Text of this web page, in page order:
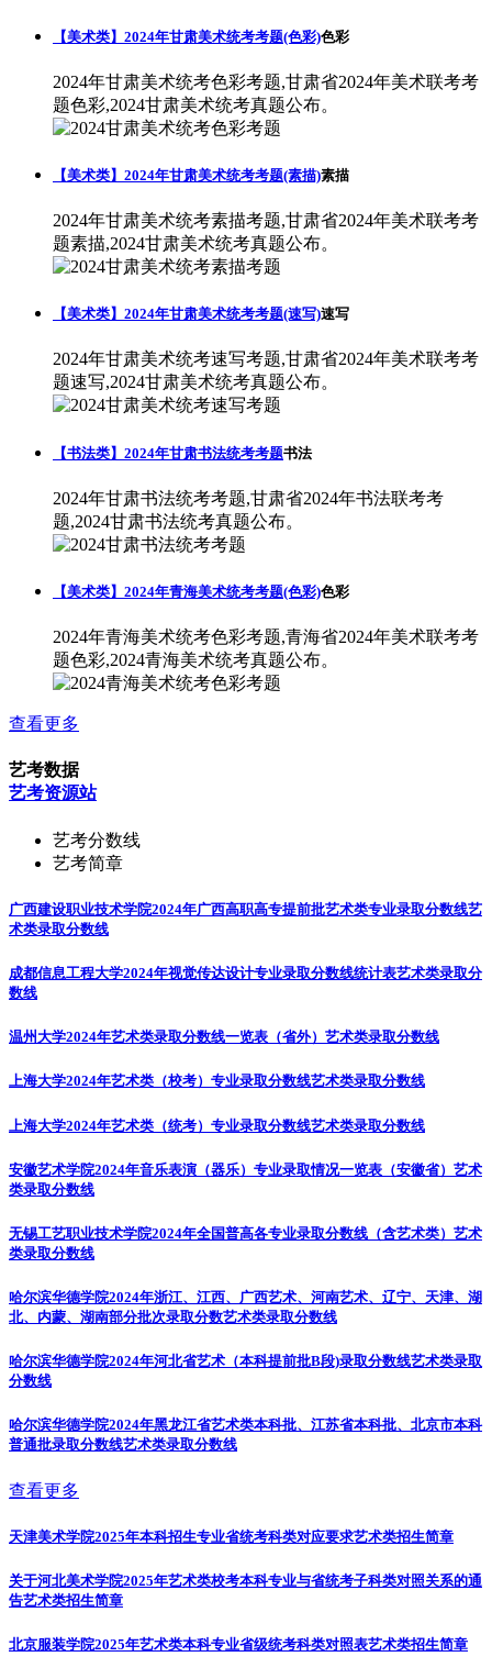
【美术类】2024年甘肃美术统考考题(色彩)色彩
2024年甘肃美术统考色彩考题,甘肃省2024年美术联考考
题色彩,2024甘肃美术统考真题公布。
【美术类】2024年甘肃美术统考考题(素描)素描
2024年甘肃美术统考素描考题,甘肃省2024年美术联考考
题素描,2024甘肃美术统考真题公布。
【美术类】2024年甘肃美术统考考题(速写)速写
2024年甘肃美术统考速写考题,甘肃省2024年美术联考考
题速写,2024甘肃美术统考真题公布。
【书法类】2024年甘肃书法统考考题书法
2024年甘肃书法统考考题,甘肃省2024年书法联考考
题,2024甘肃书法统考真题公布。
【美术类】2024年青海美术统考考题(色彩)色彩
2024年青海美术统考色彩考题,青海省2024年美术联考考
题色彩,2024青海美术统考真题公布。
查看更多
艺考数据
艺考资源站
艺考分数线
艺考简章
广西建设职业技术学院2024年广西高职高专提前批艺术类专业录取分数线艺
术类录取分数线
成都信息工程大学2024年视觉传达设计专业录取分数线统计表艺术类录取分
数线
温州大学2024年艺术类录取分数线一览表（省外） 艺术类录取分数线
上海大学2024年艺术类（校考）专业录取分数线艺术类录取分数线
上海大学2024年艺术类（统考）专业录取分数线艺术类录取分数线
安徽艺术学院2024年音乐表演（器乐）专业录取情况一览表（安徽省） 艺术
类录取分数线
无锡工艺职业技术学院2024年全国普高各专业录取分数线（含艺术类） 艺术
类录取分数线
哈尔滨华德学院2024年浙江、江西、广西艺术、河南艺术、辽宁、天津、湖
北、内蒙、湖南部分批次录取分数艺术类录取分数线
哈尔滨华德学院2024年河北省艺术（本科提前批B段)录取分数线艺术类录取
分数线
哈尔滨华德学院2024年黑龙江省艺术类本科批、江苏省本科批、北京市本科
普通批录取分数线艺术类录取分数线
查看更多
天津美术学院2025年本科招生专业省统考科类对应要求艺术类招生简章
关于河北美术学院2025年艺术类校考本科专业与省统考子科类对照关系的通
告艺术类招生简章
北京服装学院2025年艺术类本科专业省级统考科类对照表艺术类招生简章